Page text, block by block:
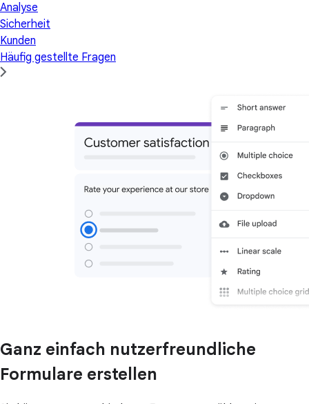
Analyse
Sicherheit
Kunden
Häufig gestellte Fragen
Ganz einfach nutzerfreundliche
Formulare erstellen